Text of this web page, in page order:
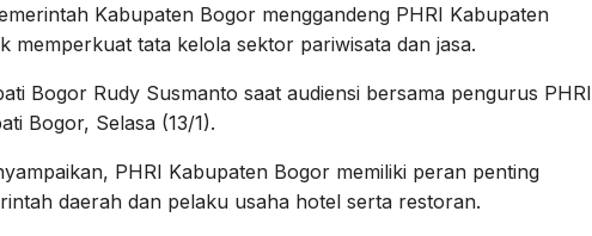
Kabupaten Bogor menggandeng PHRI Kabupaten
memperkuat tata kelola sektor pariwisata dan jasa.
Bogor Rudy Susmanto saat audiensi bersama pengurus PHRI
Bogor, Selasa (13/1).
PHRI Kabupaten Bogor memiliki peran penting
daerah dan pelaku usaha hotel serta restoran.